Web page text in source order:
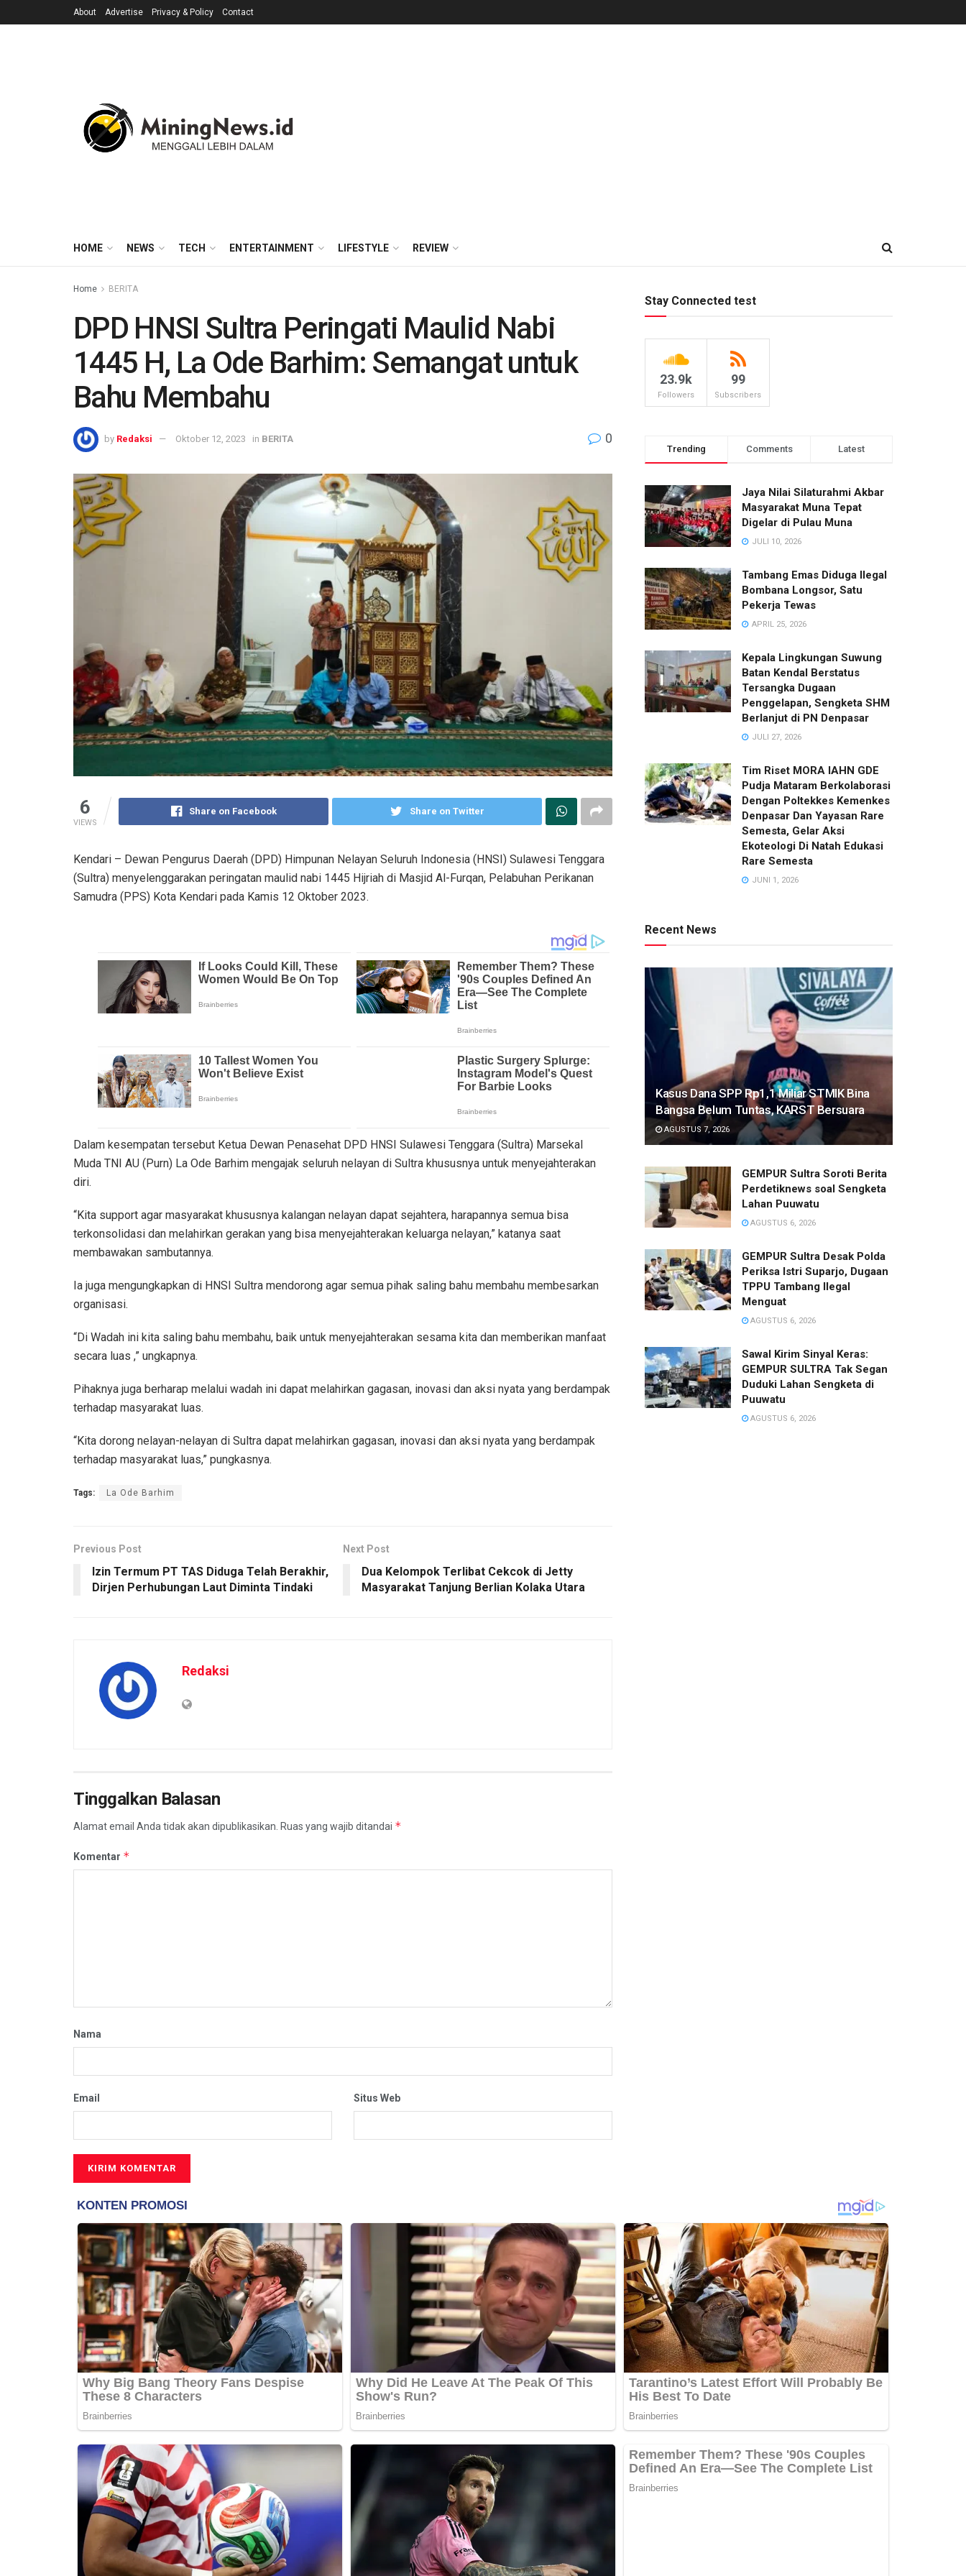
About Advertise Privacy & Policy Contact
HOME NEWS TECH ENTERTAINMENT LIFESTYLE REVIEW
Home BERITA
DPD HNSI Sultra Peringati Maulid Nabi
1445 H, La Ode Barhim: Semangat untuk
Bahu Membahu
by Redaksi Oktober 12, 2023 in BERITA 0
6
VIEWS
Share on Facebook Share on Twitter
Kendari – Dewan Pengurus Daerah (DPD) Himpunan Nelayan Seluruh Indonesia (HNSI) Sulawesi Tenggara
(Sultra) menyelenggarakan peringatan maulid nabi 1445 Hijriah di Masjid Al-Furqan, Pelabuhan Perikanan
Samudra (PPS) Kota Kendari pada Kamis 12 Oktober 2023.
Dalam kesempatan tersebut Ketua Dewan Penasehat DPD HNSI Sulawesi Tenggara (Sultra) Marsekal
Muda TNI AU (Purn) La Ode Barhim mengajak seluruh nelayan di Sultra khususnya untuk menyejahterakan
diri.
“Kita support agar masyarakat khususnya kalangan nelayan dapat sejahtera, harapannya semua bisa
terkonsolidasi dan melahirkan gerakan yang bisa menyejahterakan keluarga nelayan,” katanya saat
membawakan sambutannya.
Ia juga mengungkapkan di HNSI Sultra mendorong agar semua pihak saling bahu membahu membesarkan
organisasi.
“Di Wadah ini kita saling bahu membahu, baik untuk menyejahterakan sesama kita dan memberikan manfaat
secara luas ,” ungkapnya.
Pihaknya juga berharap melalui wadah ini dapat melahirkan gagasan, inovasi dan aksi nyata yang berdampak
terhadap masyarakat luas.
“Kita dorong nelayan-nelayan di Sultra dapat melahirkan gagasan, inovasi dan aksi nyata yang berdampak
terhadap masyarakat luas,” pungkasnya.
Tags: La Ode Barhim
Previous Post
Izin Termum PT TAS Diduga Telah Berakhir,
Dirjen Perhubungan Laut Diminta Tindaki
Next Post
Dua Kelompok Terlibat Cekcok di Jetty
Masyarakat Tanjung Berlian Kolaka Utara
Redaksi
Tinggalkan Balasan
Alamat email Anda tidak akan dipublikasikan. Ruas yang wajib ditandai *
Komentar *
Nama
Email Situs Web
Stay Connected test
23.9k
Followers
99
Subscribers
Trending Comments Latest
Jaya Nilai Silaturahmi Akbar
Masyarakat Muna Tepat
Digelar di Pulau Muna
JULI 10, 2026
Tambang Emas Diduga Ilegal
Bombana Longsor, Satu
Pekerja Tewas
APRIL 25, 2026
Kepala Lingkungan Suwung
Batan Kendal Berstatus
Tersangka Dugaan
Penggelapan, Sengketa SHM
Berlanjut di PN Denpasar
JULI 27, 2026
Tim Riset MORA IAHN GDE
Pudja Mataram Berkolaborasi
Dengan Poltekkes Kemenkes
Denpasar Dan Yayasan Rare
Semesta, Gelar Aksi
Ekoteologi Di Natah Edukasi
Rare Semesta
JUNI 1, 2026
Recent News
Kasus Dana SPP Rp1,1 Miliar STMIK Bina
Bangsa Belum Tuntas, KARST Bersuara
AGUSTUS 7, 2026
GEMPUR Sultra Soroti Berita
Perdetiknews soal Sengketa
Lahan Puuwatu
AGUSTUS 6, 2026
GEMPUR Sultra Desak Polda
Periksa Istri Suparjo, Dugaan
TPPU Tambang Ilegal
Menguat
AGUSTUS 6, 2026
Sawal Kirim Sinyal Keras:
GEMPUR SULTRA Tak Segan
Duduki Lahan Sengketa di
Puuwatu
AGUSTUS 6, 2026